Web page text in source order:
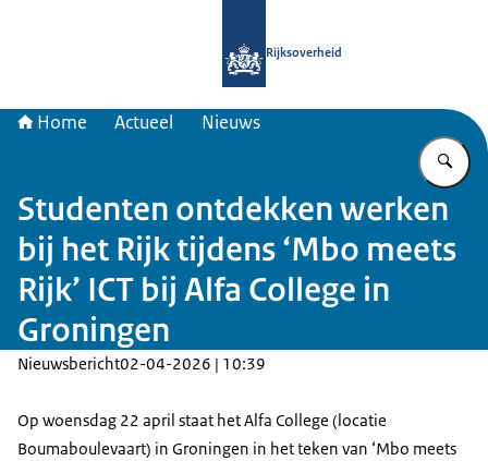
Rijksoverheid
Home Actueel Nieuws
Studenten ontdekken werken
bij het Rijk tijdens ‘Mbo meets
Rijk’ ICT bij Alfa College in
Groningen
Nieuwsbericht02-04-2026 | 10:39
Op woensdag 22 april staat het Alfa College (locatie
Boumaboulevaart) in Groningen in het teken van ‘Mbo meets